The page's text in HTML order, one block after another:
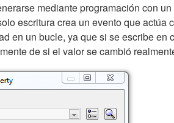
mediante programación con
escritura crea un evento que
en un bucle, ya que si se escribe en
de si el valor se cambió